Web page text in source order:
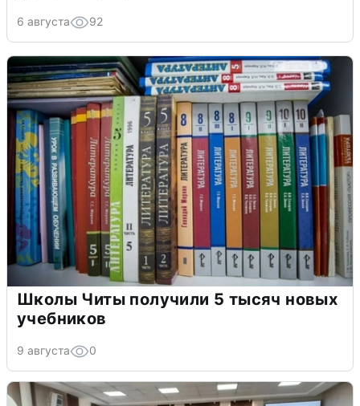
6 августа 92
Школы Читы получили 5 тысяч новых
учебников
9 августа 0